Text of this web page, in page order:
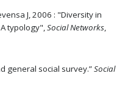
J, 2006 : "Diversity in
typology", Social Networks,
general social survey.”Social